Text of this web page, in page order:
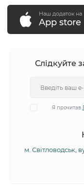
Наш додаток на
App store
Слідкуйте
Я прочитав
м. Світловодськ,